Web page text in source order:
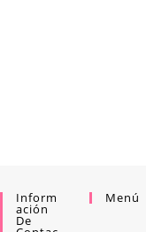
Inform
Ación
De
Menú